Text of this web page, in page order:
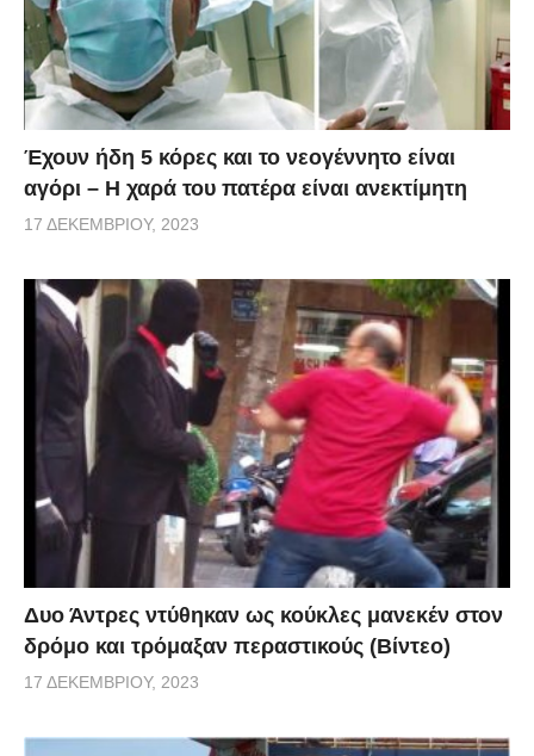
Έχουν ήδη 5 κόρες και το νεογέννητο είναι
αγόρι – Η χαρά του πατέρα είναι ανεκτίμητη
17 ΔΕΚΕΜΒΡΊΟΥ, 2023
Δυο Άντρες ντύθηκαν ως κούκλες μανεκέν στον
δρόμο και τρόμαξαν περαστικούς (Βίντεο)
17 ΔΕΚΕΜΒΡΊΟΥ, 2023